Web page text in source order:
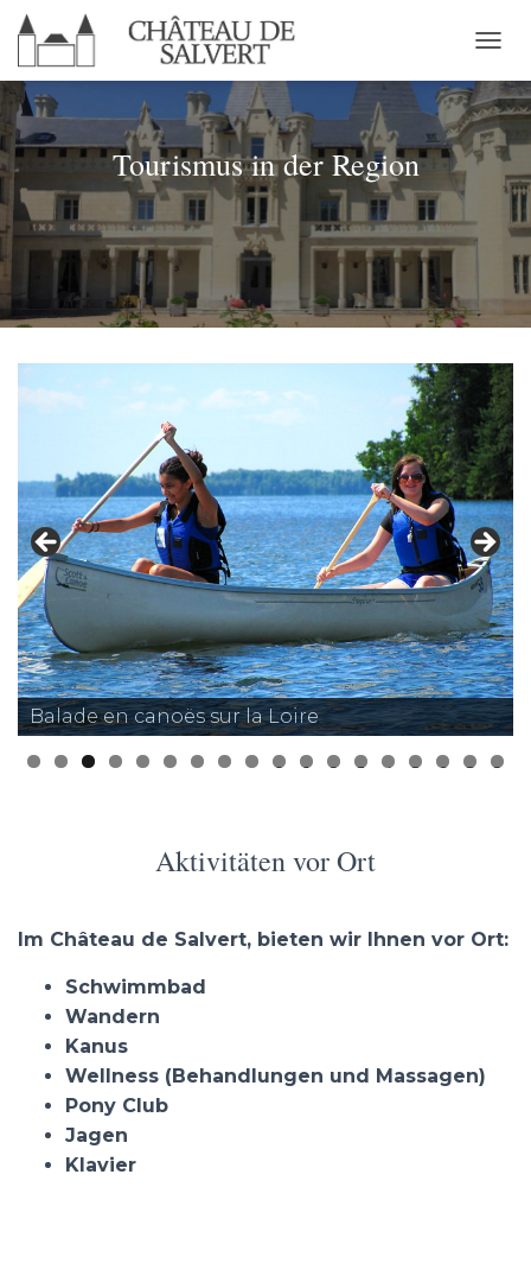
A
V
I
G
S
H
A
L
T
N
Tourismus in der Region
Balade en canoës sur la Loire
0 1 2 3 4 5 6 7 8
Aktivitäten vor Ort
Im Château de Salvert, bieten wir Ihnen vor Ort:
Schwimmbad
Wandern
Kanus
Wellness (Behandlungen und Massagen)
Pony Club
Jagen
Klavier